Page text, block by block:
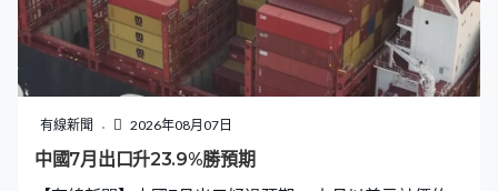
織表示，日本央行有足夠空間繼續推動貨幣政策正常化。
國際貨幣基金組織第一副總裁丹卡茨：「日本央行開始逐
步退出近三十年來的極低利率環境，並逐步實現政策正常
化，至今過程相對平穩。正如我之前說日本股市表現強
勁，通脹率維持在目標水平附近，因此我預期持續推進政
策正常化。」 他預計日本央行將採取必要措施，在履行保
持通脹目標的同時，繼續支持經濟增長。
有線新聞 2026年08月07日
中國7月出口升23.9%勝預期